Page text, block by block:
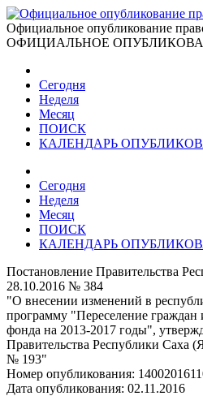
Официальное опубликование
ОФИЦИАЛЬНОЕ
Сегодня
Неделя
Месяц
ПОИСК
КАЛЕНДАРЬ
Сегодня
Неделя
Месяц
ПОИСК
КАЛЕНДАРЬ
Постановление Правительства
28.10.2016 № 384
"О внесении изменений в
программу "Переселение
фонда на 2013-2017 годы",
Правительства Республики Саха
№ 193"
Номер опубликования:
Дата опубликования: 02.11.2016